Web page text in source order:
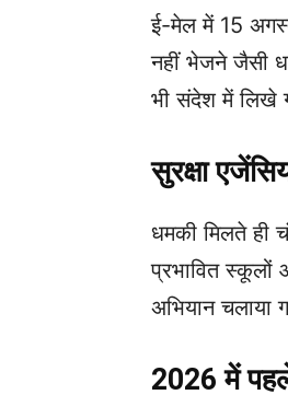
ई-मेल में 15
नहीं भेजने जैसी
भी संदेश में लिखे
सुरक्षा
धमकी मिलते ही
प्रभावित स्कूलों
अभियान चलाया
2026 में